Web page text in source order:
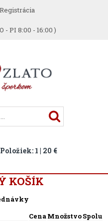
Registrácia
- PI 8:00 - 16:00 )
Položiek: 1 | 20 €
KOŠÍK
CenaMnožstvoSpolu